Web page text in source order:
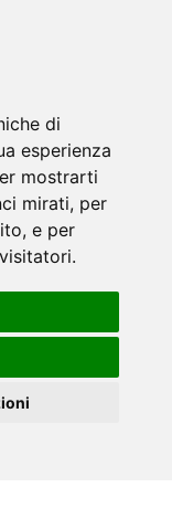
di
esperienza
mostrarti
mirati, per
e per